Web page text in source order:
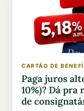
CARTÃO DE
Paga juros
10%)? Dá
de